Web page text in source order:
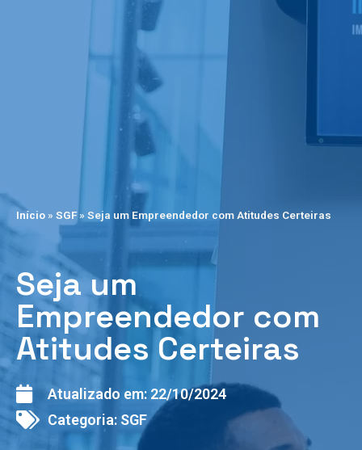
Início » SGF» Seja um Empreendedor com Atitudes Certeiras
Seja um
Empreendedor com
Atitudes Certeiras
Atualizado em: 22/10/2024
Categoria: SGF